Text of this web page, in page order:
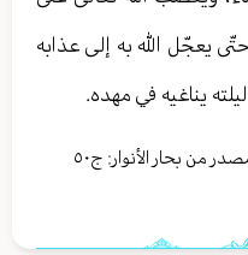
يعجّل الله به إلى عذابه
يناغيه في مهده.
من بحار الأنوار: ج٥٠